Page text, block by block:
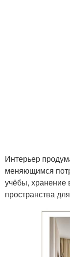
Интерьер
меняющимся
учёбы, хранение
пространства